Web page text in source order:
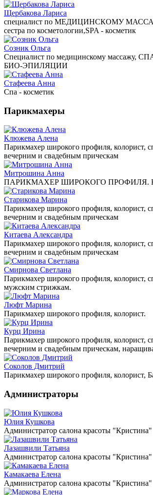
Щербакова Лариса
специалист по МЕДИЦИНСКОМУ
сестра по косметологии,SPA - косметик
Созник Ольга
Специалист по медицинскому массажу,
БИО-ЭПИЛЯЦИИ
Стафеева Анна
Спа - косметик
Парикмахеры
Клюжева Алена
Парикмахер широкого профиля, колорист,
вечерним и свадебным прическам
Митрошина Анна
ПАРИКМАХЕР ШИРОКОГО ПРОФИЛЯ.
Старикова Марина
Парикмахер широкого профиля, колорист,
вечерним и свадебным прическам
Китаева Александра
Парикмахер широкого профиля, колорист,
вечерним и свадебным прическам
Смирнова Светлана
Парикмахер широкого профиля, колорист,
мужским стрижкам.
Люфт Марина
Парикмахер широкого профиля, колорист.
Курц Ирина
Парикмахер широкого профиля, колорист,
вечерним и свадебным прическам,
Соколов Дмитрий
Парикмахер широкого профиля, колорист,
Администраторы
Юлия Кушкова
Администратор салона красоты "Кристина"
Лазашвили Татьяна
Администратор салона красоты "Кристина"
Камакаева Елена
Администратор салона красоты "Кристина"